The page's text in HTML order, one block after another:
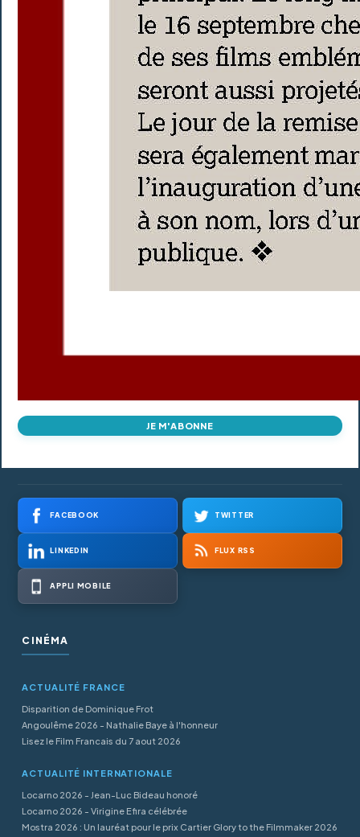
JE M'ABONNE
FACEBOOK TWITTER
LINKEDIN FLUX RSS
APPLI MOBILE
CINÉMA
ACTUALITÉ FRANCE
Disparition de Dominique Frot
Angoulême 2026 - Nathalie Baye à l'honneur
Lisez le Film Francais du 7 aout 2026
ACTUALITÉ INTERNATIONALE
Locarno 2026 - Jean-Luc Bideau honoré
Locarno 2026 - Virigine Efira célébrée
Mostra 2026 : Un lauréat pour le prix Cartier Glory to the Filmmaker 2026